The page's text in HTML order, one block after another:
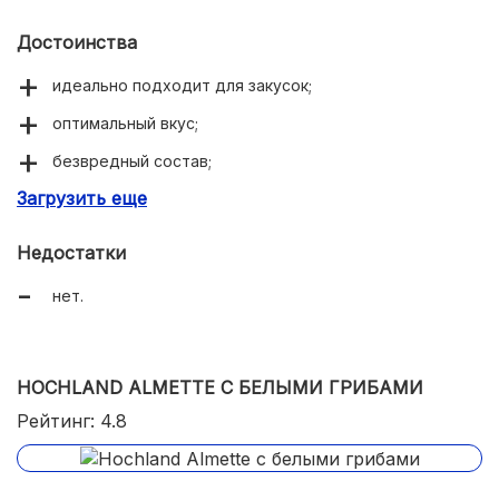
Достоинства
идеально подходит для закусок;
оптимальный вкус;
безвредный состав;
много положительных отзывов.
Загрузить еще
Недостатки
нет.
HOCHLAND ALMETTE С БЕЛЫМИ ГРИБАМИ
Рейтинг: 4.8